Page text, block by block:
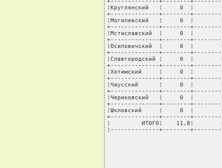
¦Круглянский   ¦     0  ¦
+--------------+--------
¦Могилевский   ¦     0  ¦
+--------------+--------
¦Мстиславский  ¦     0  ¦
+--------------+--------
¦Осиповичский  ¦     0  ¦
+--------------+--------
¦Славгородский ¦     0  ¦
+--------------+--------
¦Хотимский     ¦     0  ¦
+--------------+--------
¦Чаусский      ¦     0  ¦
+--------------+--------
¦Чериковский   ¦     0  ¦
+--------------+--------
¦Шкловский     ¦     0  ¦
+--------------+--------
¦         ИТОГО¦    11,8¦
¦--------------+--------